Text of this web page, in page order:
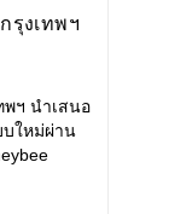
รุงเทพฯ
ขนม
พฯ นำเสนอ
บใหม่ผ่าน